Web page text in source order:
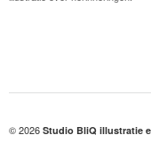
© 2026 Studio BliQ illustratie